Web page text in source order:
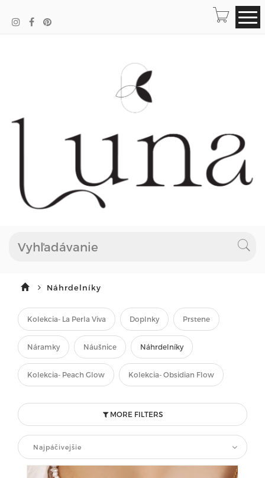
Náhrdelníky
Kolekcia- La Perla Viva Doplnky Prstene
Náramky Náušnice Náhrdelníky
Kolekcia- Peach Glow Kolekcia- Obsidian Flow
MORE FILTERS
Najpáčivejšie